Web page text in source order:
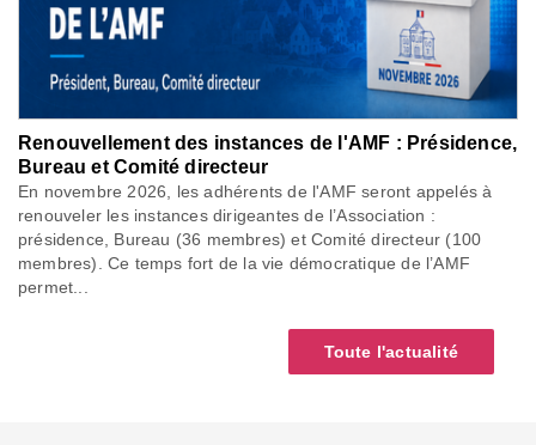
Renouvellement des instances de l'AMF : Présidence,
Bureau et Comité directeur
En novembre 2026, les adhérents de l'AMF seront appelés à
renouveler les instances dirigeantes de l’Association :
présidence, Bureau (36 membres) et Comité directeur (100
membres). Ce temps fort de la vie démocratique de l’AMF
permet...
Toute l'actualité